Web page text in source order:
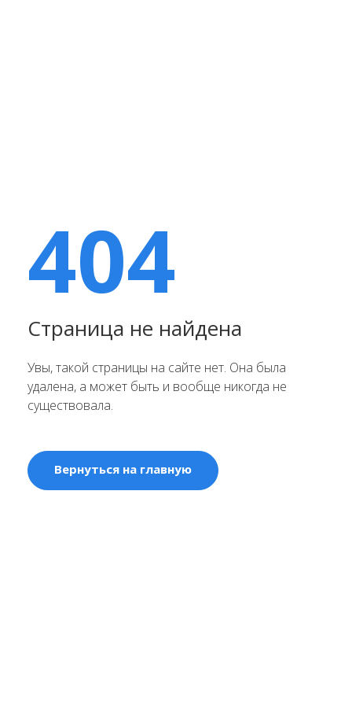
404
Страница не найдена
Увы, такой страницы на сайте нет. Она была
удалена, а может быть и вообще никогда не
существовала.
Вернуться на главную